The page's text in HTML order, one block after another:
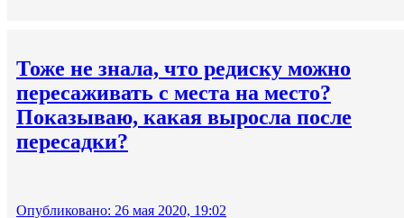
Тоже не знала, что редиску можно
пересаживать с места на место?
Показываю, какая выросла после
пересадки?
Опубликовано: 26 мая 2020, 19:02